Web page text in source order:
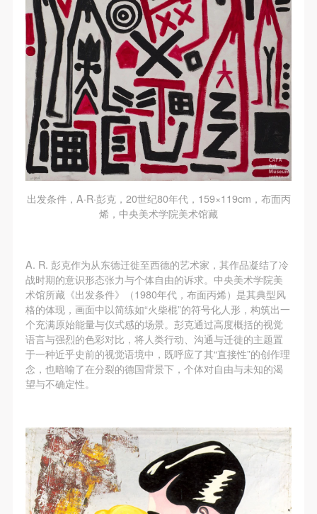
出发条件，A·R·彭克，20世纪80年代，159×119cm，布面丙
烯，中央美术学院美术馆藏
A. R. 彭克作为从东德迁徙至西德的艺术家，其作品凝结了冷
战时期的意识形态张力与个体自由的诉求。中央美术学院美
术馆所藏《出发条件》（1980年代，布面丙烯）是其典型风
格的体现，画面中以简练如“火柴棍”的符号化人形，构筑出一
个充满原始能量与仪式感的场景。彭克通过高度概括的视觉
语言与强烈的色彩对比，将人类行动、沟通与迁徙的主题置
于一种近乎史前的视觉语境中，既呼应了其“直接性”的创作理
念，也暗喻了在分裂的德国背景下，个体对自由与未知的渴
望与不确定性。
快捷登录 帐号密码登录
手机号码将作为您的登录账号
验证码